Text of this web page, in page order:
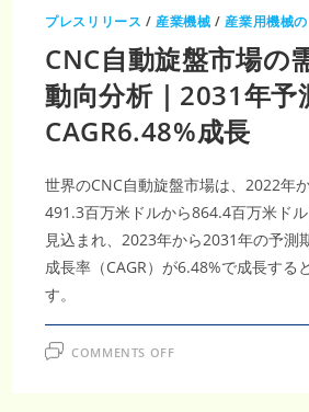
米
ド
ル
規
模
を
獲
得
す
る
み
域
産
用
エ
ン
ジ
ン
市
場
石
油・
ガ
ス、
鉱
業
に
需
増
プレスリリース /産業機械 /産業用機械の
CNC自動旋盤市場の
動向分析｜2031年予
CAGR6.48%成長
世界のCNC自動旋盤市場は、2022年
491.3百万米ドルから864.4百万米ド
見込まれ、2023年から2031年の予測
成長率（CAGR）が6.48%で成長する
す。
COMMENTS OFFON